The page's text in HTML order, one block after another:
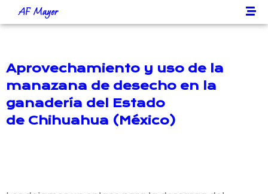
AF Mayer
Aprovechamiento y uso de la
manazana de desecho en la
ganadería del Estado
de Chihuahua (México)